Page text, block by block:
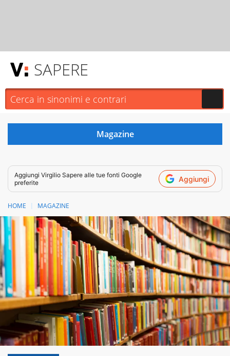
SAPERE
Aggiungi Virgilio Sapere alle tue fonti Google
preferite
Aggiungi
HOME MAGAZINE